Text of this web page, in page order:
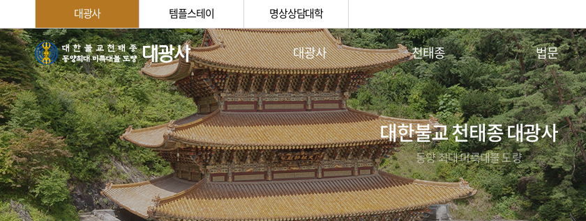
대광사 템플스테이 명상상담대학
대광사
법회안내
주지스님 인사말
대광사 연혁
대광사안내
신행단체
찾아오시는길
천태종
천태종 역사
구인사 큰스님
천태종3대 지표
종기설명
소의경전
구인사 관음기도 안내
법문
사이버법당
이달의 부처님말씀
주지스님법문
대한불교 천태종 대광사
동양 최대 미륵대불 도량